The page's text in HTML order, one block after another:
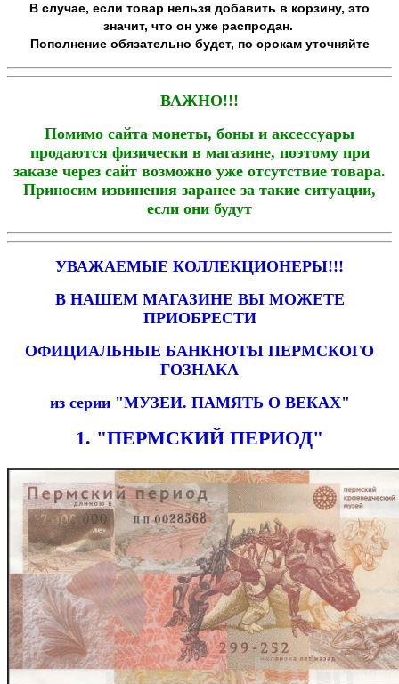
В случае, если товар нельзя добавить в корзину, это
значит, что он уже распродан.
Пополнение обязательно будет, по срокам уточняйте
ВАЖНО!!!
Помимо сайта монеты, боны и аксессуары
продаются физически в магазине, поэтому при
заказе через сайт возможно уже отсутствие товара.
Приносим извинения заранее за такие ситуации,
если они будут
УВАЖАЕМЫЕ КОЛЛЕКЦИОНЕРЫ!!!
В НАШЕМ МАГАЗИНЕ ВЫ МОЖЕТЕ
ПРИОБРЕСТИ
ОФИЦИАЛЬНЫЕ БАНКНОТЫ ПЕРМСКОГО
ГОЗНАКА
из серии "МУЗЕИ. ПАМЯТЬ О ВЕКАХ"
1. "ПЕРМСКИЙ ПЕРИОД"